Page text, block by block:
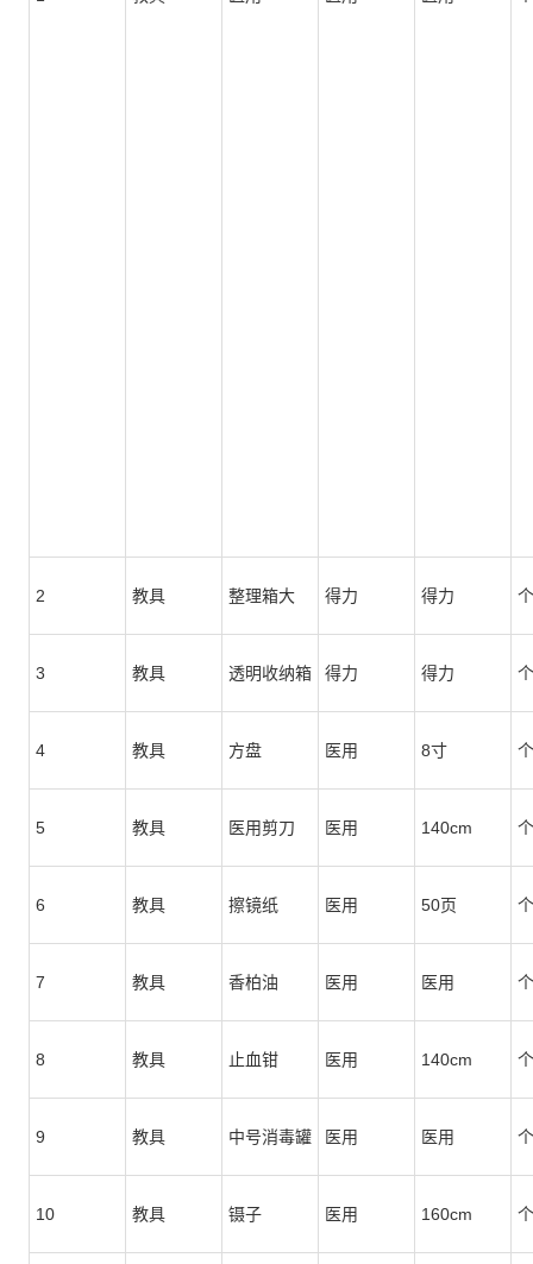
2 教具 整理箱大 得力 得力 个
3 教具 透明收纳箱 得力 得力 个
4 教具 方盘 医用 8寸 个
5 教具 医用剪刀 医用 140cm 个
6 教具 擦镜纸 医用 50页 个
7 教具 香柏油 医用 医用 个
8 教具 止血钳 医用 140cm 个
9 教具 中号消毒罐 医用 医用 个
10 教具 镊子 医用 160cm 个